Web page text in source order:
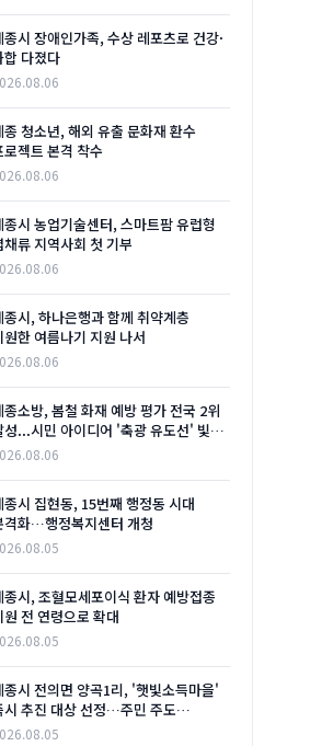
종시 장애인가족, 수상 레포츠로 건강·
합 다졌다
종 청소년, 해외 유출 문화재 환수
로젝트 본격 착수
종시 농업기술센터, 스마트팜 유럽형
채류 지역사회 첫 기부
종시, 하나은행과 함께 취약계층
원한 여름나기 지원 나서
종소방, 봄철 화재 예방 평가 전국 2위
성...시민 아이디어 '축광 유도선' 빛
해
종시 집현동, 15번째 행정동 시대
격화…행정복지센터 개청
종시, 조혈모세포이식 환자 예방접종
원 전 연령으로 확대
종시 전의면 양곡1리, '햇빛소득마을'
시 추진 대상 선정…주민 주도
생에너지 사업 본격화